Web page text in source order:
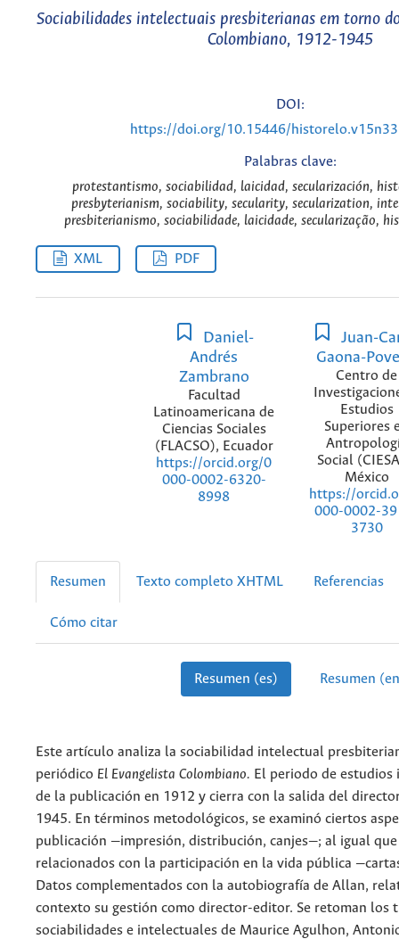
Sociabilidades intelectuais presbiterianas em torno
Colombiano, 1912-1945
DOI:
https://doi.org/10.15446/
Palabras clave:
protestantismo, sociabilidad, laicidad, secularización,
presbyterianism, sociability, secularity, secularization,
presbiterianismo, sociabilidade, laicidade, secularização,
XML PDF
Daniel-
Andrés
Zambrano
Facultad
Latinoamericana de
Ciencias Sociales
(FLACSO), Ecuador
https://orcid.org/0
000-0002-6320-
8998
Juan-
Gaona-
Centro de
Estudios
Superiores
Social
México
https://
000-0002-
3730
Resumen Texto completo XHTML Referencias
Cómo citar
Resumen (es) Resumen
Este artículo analiza la sociabilidad intelectual
periódico El Evangelista Colombiano. El periodo de
de la publicación en 1912 y cierra con la salida del
1945. En términos metodológicos, se examinó ciertos
publicación —impresión, distribución, canjes—; al igual
relacionados con la participación en la vida pública
Datos complementados con la autobiografía de Allan,
contexto su gestión como director-editor. Se retoman los
sociabilidades e intelectuales de Maurice Agulhon,